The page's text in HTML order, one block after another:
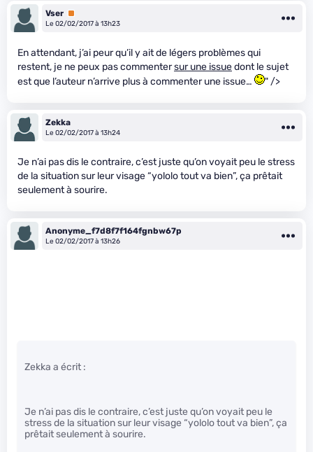
Vser Premium
Le 02/02/2017 à 13h23
En attendant, j’ai peur qu’il y ait de légers problèmes qui
restent, je ne peux pas commentersur une issuedont le sujet
est que l’auteur n’arrive plus à commenter une issue…
" />
Zekka
Le 02/02/2017 à 13h24
Je n’ai pas dis le contraire, c’est juste qu’on voyait peu le stress
de la situation sur leur visage “yololo tout va bien”, ça prêtait
seulement à sourire.
Anonyme_f7d8f7f164fgnbw67p
Le 02/02/2017 à 13h26
Zekka a écrit :
Je n’ai pas dis le contraire, c’est juste qu’on voyait peu le
stress de la situation sur leur visage “yololo tout va bien”, ça
prêtait seulement à sourire.